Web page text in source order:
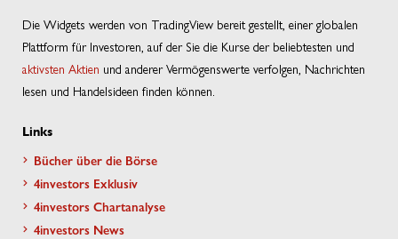
Die Widgets werden von TradingView bereit gestellt, einer globalen
Plattform für Investoren, auf der Sie die Kurse der beliebtesten und
aktivsten Aktien und anderer Vermögenswerte verfolgen, Nachrichten
lesen und Handelsideen finden können.
Links
Bücher über die Börse
4investors Exklusiv
4investors Chartanalyse
4investors News